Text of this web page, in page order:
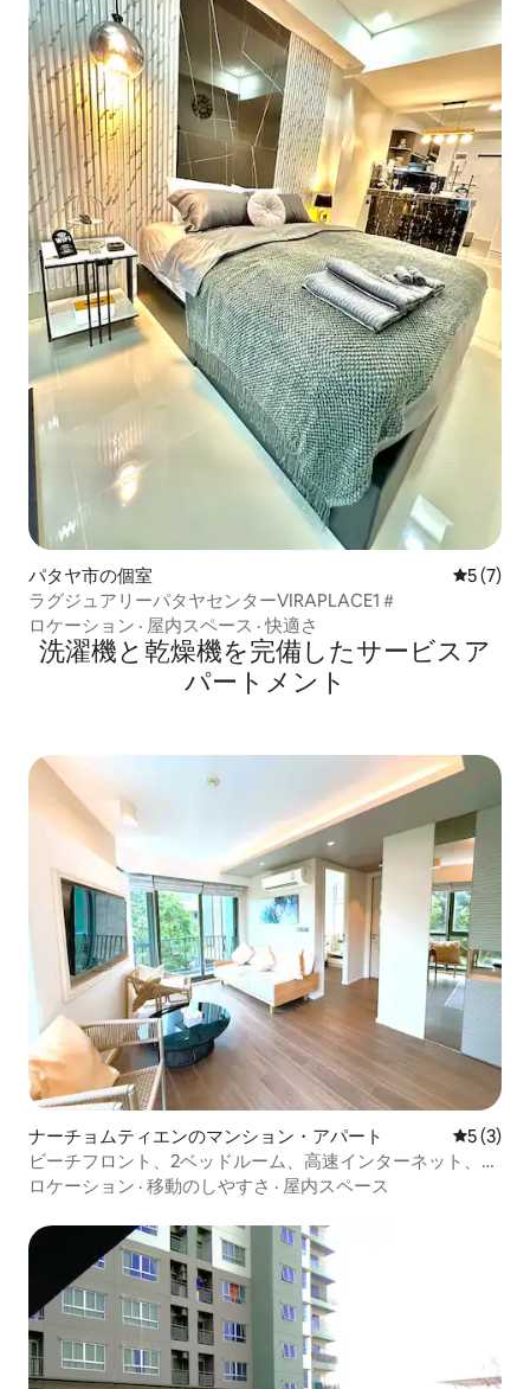
パタヤ市の個室 レビュー
5 (7)
ラグジュアリーパタヤセンターVIRAPLACE1＃
ロケーション · 屋内スペース ·快適さ
洗濯機と乾燥機を完備したサービスア
パートメント
ナーチョムティエンのマンション・アパート レビュー
5 (3)
ビーチフロント、2ベッドルーム、高速インターネット、プ
ライバシーエリア#063
ロケーション · 移動のしやすさ · 屋内スペース